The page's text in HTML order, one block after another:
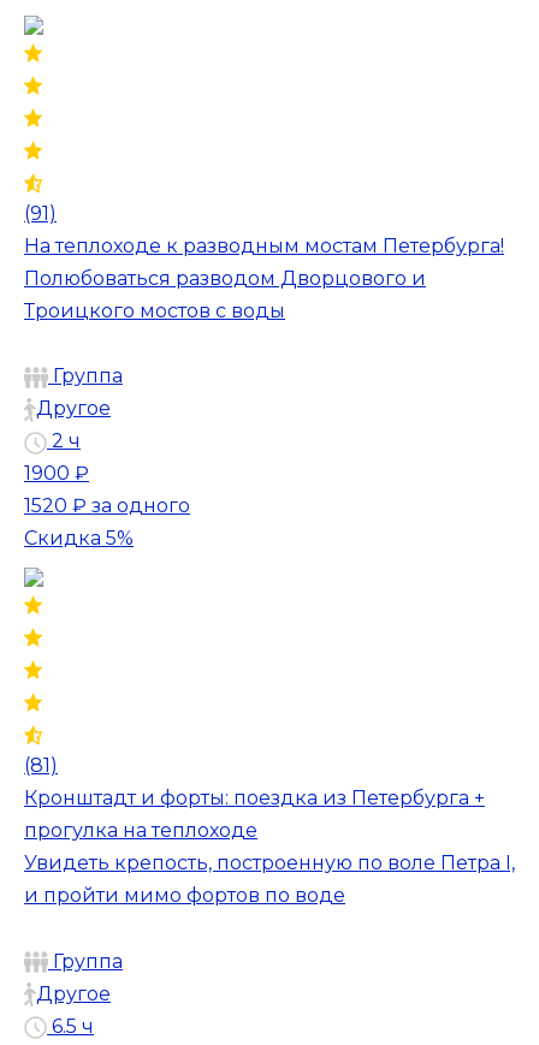
(91)
На теплоходе к разводным мостам Петербурга!
Полюбоваться разводом Дворцового и
Троицкого мостов с воды
Группа
Другое
2 ч
1900 ₽
1520 ₽ за одного
Скидка 5%
(81)
Кронштадт и форты: поездка из Петербурга +
прогулка на теплоходе
Увидеть крепость, построенную по воле Петра I,
и пройти мимо фортов по воде
Группа
Другое
6.5 ч